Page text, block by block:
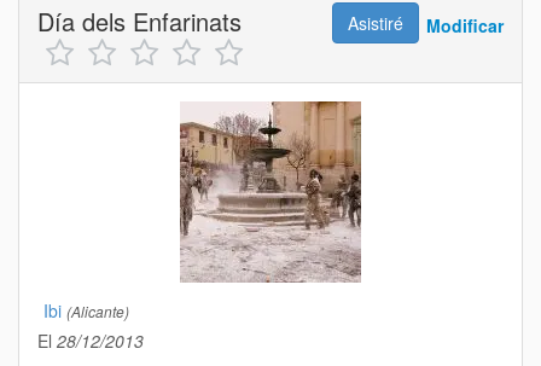
Asistiré Modificar
Día dels Enfarinats
Ibi (Alicante)
El 28/12/2013